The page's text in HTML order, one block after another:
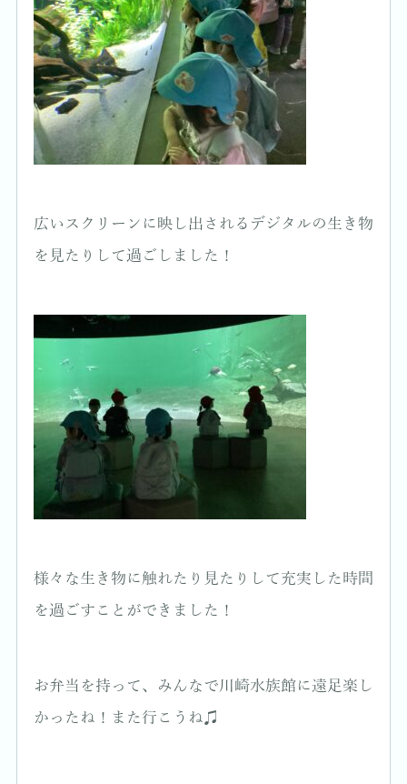
広いスクリーンに映し出されるデジタルの生き物
を見たりして過ごしました！
様々な生き物に触れたり見たりして充実した時間
を過ごすことができました！
お弁当を持って、みんなで川崎水族館に遠足楽し
かったね！また行こうね♫